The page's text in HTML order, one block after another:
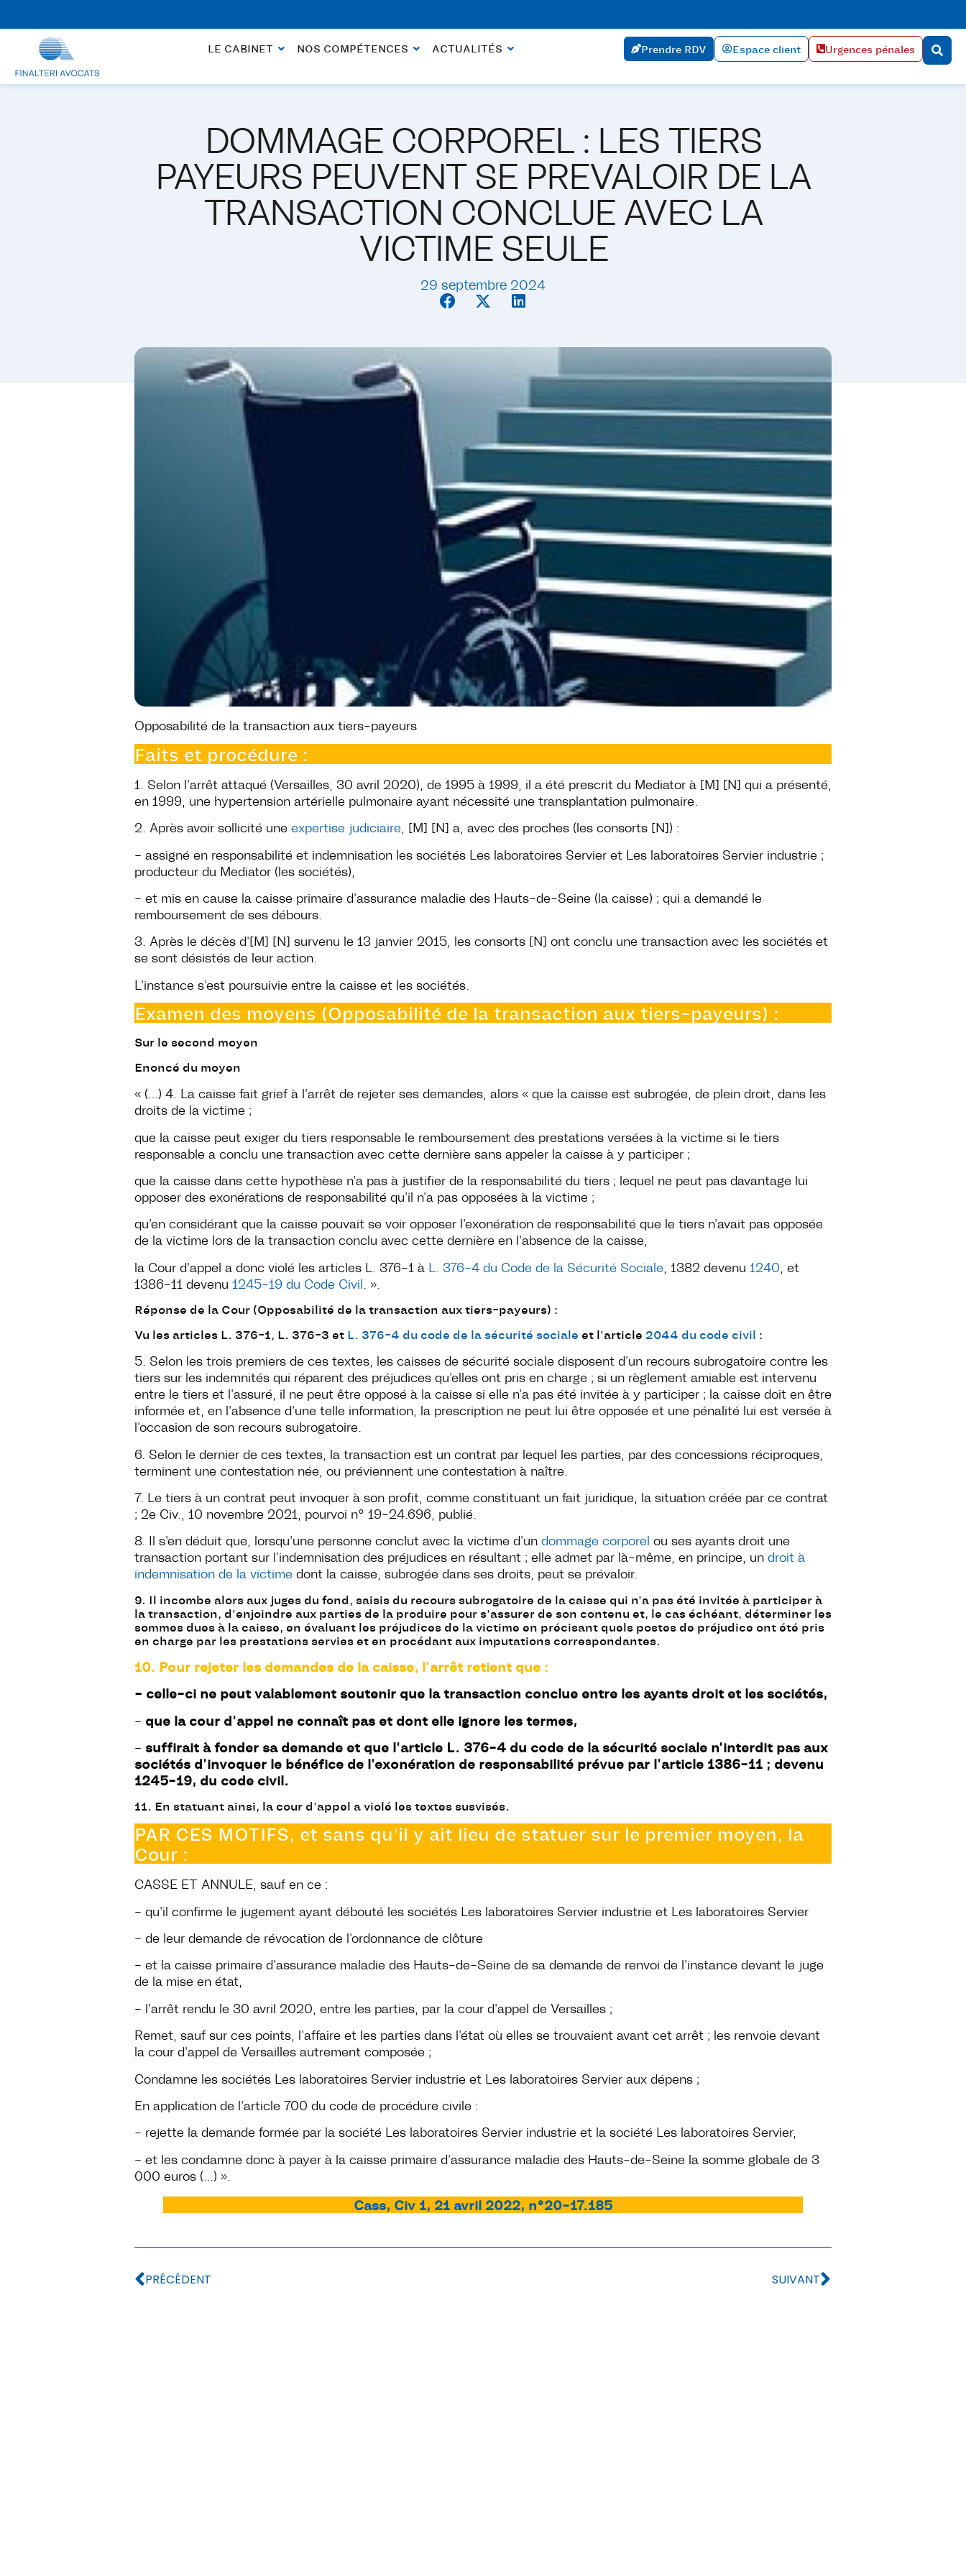
Rendez-vous non facturé en cas d’ouverture de dossier. Rendez-vous sous 24 heures si l’urgence est justifiée.
LE CABINET
NOS COMPÉTENCES ACTUALITÉS Prendre RDV Espace client Urgences pénales
DOMMAGE CORPOREL : LES TIERS
PAYEURS PEUVENT SE PREVALOIR DE LA
TRANSACTION CONCLUE AVEC LA
VICTIME SEULE
29 septembre 2024
Opposabilité de la transaction aux tiers-payeurs
Faits et procédure :
1. Selon l’arrêt attaqué (Versailles, 30 avril 2020), de 1995 à 1999, il a été prescrit du Mediator à [M] [N] qui a présenté,
en 1999, une hypertension artérielle pulmonaire ayant nécessité une transplantation pulmonaire.
2. Après avoir sollicité une expertise judiciaire , [M] [N] a, avec des proches (les consorts [N]) :
– assigné en responsabilité et indemnisation les sociétés Les laboratoires Servier et Les laboratoires Servier industrie ;
producteur du Mediator (les sociétés),
– et mis en cause la caisse primaire d’assurance maladie des Hauts-de-Seine (la caisse) ; qui a demandé le
remboursement de ses débours.
3. Après le décès d'[M] [N] survenu le 13 janvier 2015, les consorts [N] ont conclu une transaction avec les sociétés et
se sont désistés de leur action.
L’instance s’est poursuivie entre la caisse et les sociétés.
Examen des moyens (Opposabilité de la transaction aux tiers-payeurs) :
Sur le second moyen
Enoncé du moyen
« (…) 4. La caisse fait grief à l’arrêt de rejeter ses demandes, alors « que la caisse est subrogée, de plein droit, dans les
droits de la victime ;
que la caisse peut exiger du tiers responsable le remboursement des prestations versées à la victime si le tiers
responsable a conclu une transaction avec cette dernière sans appeler la caisse à y participer ;
que la caisse dans cette hypothèse n’a pas à justifier de la responsabilité du tiers ; lequel ne peut pas davantage lui
opposer des exonérations de responsabilité qu’il n’a pas opposées à la victime ;
qu’en considérant que la caisse pouvait se voir opposer l’exonération de responsabilité que le tiers n’avait pas opposée
de la victime lors de la transaction conclu avec cette dernière en l’absence de la caisse,
la Cour d’appel a donc violé les articles L. 376-1 à L. 376-4 du Code de la Sécurité Sociale , 1382 devenu 1240 , et
1386-11 devenu 1245-19 du Code Civil . ».
Réponse de la Cour (Opposabilité de la transaction aux tiers-payeurs) :
Vu les articles L. 376-1, L. 376-3 et L. 376-4 du code de la sécurité sociale et l’article 2044 du code civil :
5. Selon les trois premiers de ces textes, les caisses de sécurité sociale disposent d’un recours subrogatoire contre les
tiers sur les indemnités qui réparent des préjudices qu’elles ont pris en charge ; si un règlement amiable est intervenu
entre le tiers et l’assuré, il ne peut être opposé à la caisse si elle n’a pas été invitée à y participer ; la caisse doit en être
informée et, en l’absence d’une telle information, la prescription ne peut lui être opposée et une pénalité lui est versée à
l’occasion de son recours subrogatoire.
6. Selon le dernier de ces textes, la transaction est un contrat par lequel les parties, par des concessions réciproques,
terminent une contestation née, ou préviennent une contestation à naître.
7. Le tiers à un contrat peut invoquer à son profit, comme constituant un fait juridique, la situation créée par ce contrat
; 2e Civ., 10 novembre 2021, pourvoi n° 19-24.696, publié.
8. Il s’en déduit que, lorsqu’une personne conclut avec la victime d’un dommage corporel ou ses ayants droit une
transaction portant sur l’indemnisation des préjudices en résultant ; elle admet par là-même, en principe, un droit à
indemnisation de la victime dont la caisse, subrogée dans ses droits, peut se prévaloir.
9. Il incombe alors aux juges du fond, saisis du recours subrogatoire de la caisse qui n’a pas été invitée à participer à
la transaction, d’enjoindre aux parties de la produire pour s’assurer de son contenu et, le cas échéant, déterminer les
sommes dues à la caisse, en évaluant les préjudices de la victime en précisant quels postes de préjudice ont été pris
en charge par les prestations servies et en procédant aux imputations correspondantes.
10. Pour rejeter les demandes de la caisse, l’arrêt retient que :
– celle-ci ne peut valablement soutenir que la transaction conclue entre les ayants droit et les sociétés,
– que la cour d’appel ne connaît pas et dont elle ignore les termes,
– suffirait à fonder sa demande et que l’article L. 376-4 du code de la sécurité sociale n’interdit pas aux
sociétés d’invoquer le bénéfice de l’exonération de responsabilité prévue par l’article 1386-11 ; devenu
1245-19, du code civil.
11. En statuant ainsi, la cour d’appel a violé les textes susvisés.
PAR CES MOTIFS, et sans qu’il y ait lieu de statuer sur le premier moyen, la
Cour :
CASSE ET ANNULE, sauf en ce :
– qu’il confirme le jugement ayant débouté les sociétés Les laboratoires Servier industrie et Les laboratoires Servier
– de leur demande de révocation de l’ordonnance de clôture
– et la caisse primaire d’assurance maladie des Hauts-de-Seine de sa demande de renvoi de l’instance devant le juge
de la mise en état,
– l’arrêt rendu le 30 avril 2020, entre les parties, par la cour d’appel de Versailles ;
Remet, sauf sur ces points, l’affaire et les parties dans l’état où elles se trouvaient avant cet arrêt ; les renvoie devant
la cour d’appel de Versailles autrement composée ;
Condamne les sociétés Les laboratoires Servier industrie et Les laboratoires Servier aux dépens ;
En application de l’article 700 du code de procédure civile :
– rejette la demande formée par la société Les laboratoires Servier industrie et la société Les laboratoires Servier,
– et les condamne donc à payer à la caisse primaire d’assurance maladie des Hauts-de-Seine la somme globale de 3
000 euros (…) ».
Cass, Civ 1, 21 avril 2022, n°20-17.185
PRÉCÉDENT SUIVANT